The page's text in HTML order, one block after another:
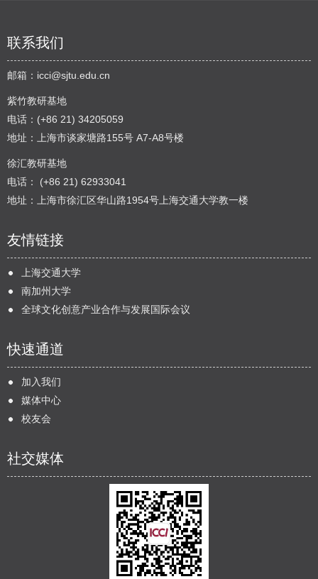
联系我们
邮箱： icci@sjtu.edu.cn
紫竹教研基地
电话：(+86 21) 34205059
地址：上海市谈家塘路155号 A7-A8号楼
徐汇教研基地
电话： (+86 21) 62933041
地址：上海市徐汇区华山路1954号上海交通大学教一楼
友情链接
上海交通大学
南加州大学
全球文化创意产业合作与发展国际会议
快速通道
加入我们
媒体中心
校友会
社交媒体